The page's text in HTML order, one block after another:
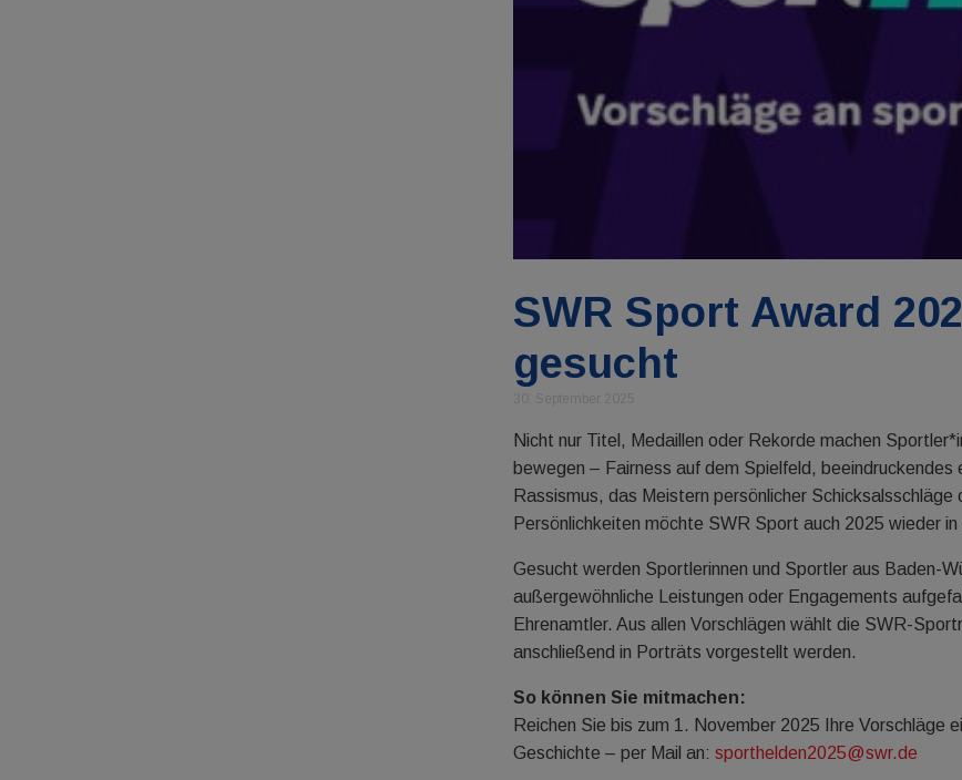
SWR Sport Award
gesucht
Nicht nur Titel, Medaillen oder Rekorde machen
bewegen – Fairness auf dem Spielfeld,
Rassismus, das Meistern persönlicher
Persönlichkeiten möchte SWR Sport auch 2025 wieder
Gesucht werden Sportlerinnen und Sportler aus Baden-
außergewöhnliche Leistungen oder Engagements
Ehrenamtler. Aus allen Vorschlägen wählt die SWR-
anschließend in Porträts vorgestellt werden.
So können Sie mitmachen:
Reichen Sie bis zum 1. November 2025 Ihre Vorschläge
Geschichte – per Mail an: sporthelden2025@swr.de